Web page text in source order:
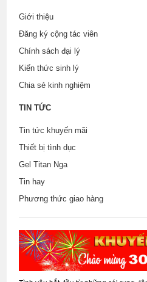
Giới thiệu
Đăng ký cộng tác viên
Chính sách đại lý
Kiến thức sinh lý
Chia sẻ kinh nghiệm
TIN TỨC
Tin tức khuyến mãi
Thiết bị tình dục
Gel Titan Nga
Tin hay
Phương thức giao hàng